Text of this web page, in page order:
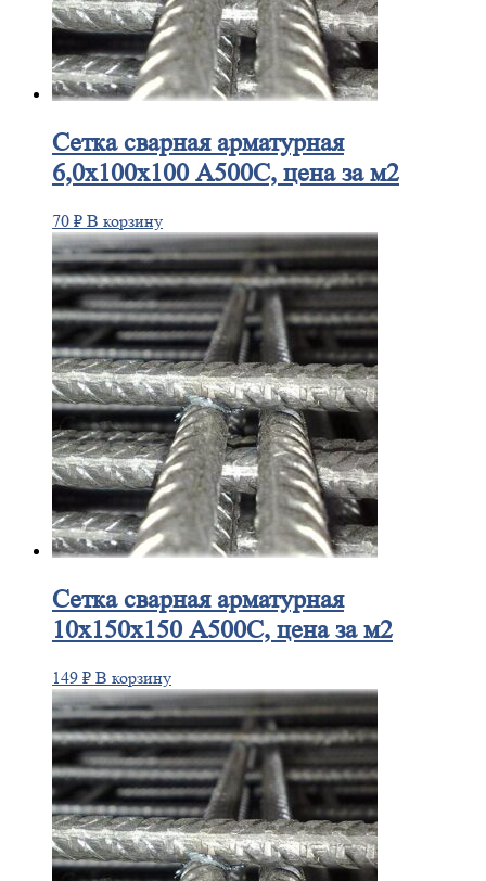
Сеткасварная арматурная
6,0х100х100 А500С, цена за м2
70 ₽ В корзину
Сеткасварная арматурная
10х150х150 А500С, цена за м2
149 ₽ В корзину